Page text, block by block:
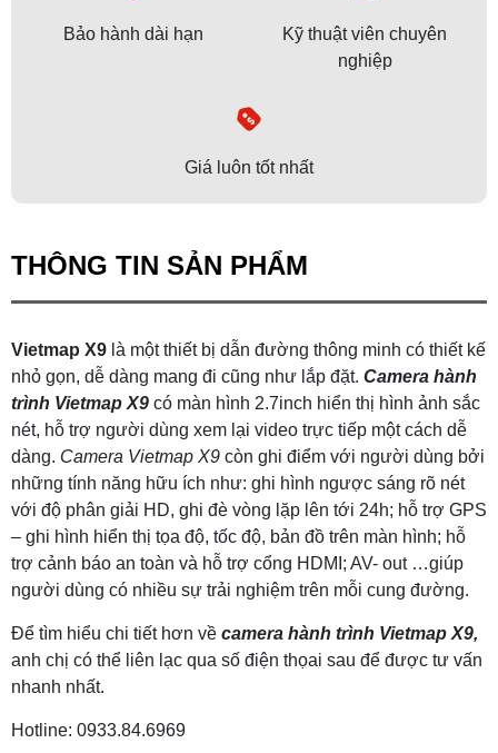
Bảo hành dài hạn
Kỹ thuật viên chuyên
nghiệp
Giá luôn tốt nhất
THÔNG TIN SẢN PHẨM
Vietmap X9 là một thiết bị dẫn đường thông minh có thiết kế
nhỏ gọn, dễ dàng mang đi cũng như lắp đặt. Camera hành
trình Vietmap X9 có màn hình 2.7inch hiển thị hình ảnh sắc
nét, hỗ trợ người dùng xem lại video trực tiếp một cách dễ
dàng. Camera Vietmap X9 còn ghi điểm với người dùng bởi
những tính năng hữu ích như: ghi hình ngược sáng rõ nét
với độ phân giải HD, ghi đè vòng lặp lên tới 24h; hỗ trợ GPS
– ghi hình hiển thị tọa độ, tốc độ, bản đồ trên màn hình; hỗ
trợ cảnh báo an toàn và hỗ trợ cổng HDMI; AV- out …giúp
người dùng có nhiều sự trải nghiệm trên mỗi cung đường.
Để tìm hiểu chi tiết hơn về camera hành trình Vietmap X9,
anh chị có thể liên lạc qua số điện thọai sau để được tư vấn
nhanh nhất.
Hotline: 0933.84.6969